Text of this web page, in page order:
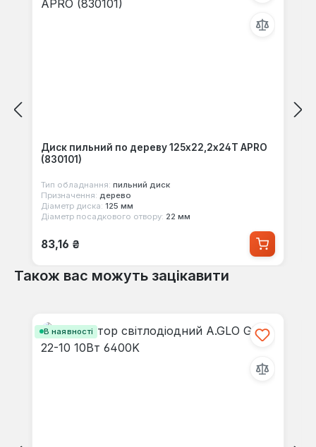
Диск пильний по дереву 125х22,2х24Т APRO
(830101)
Тип обладнання: пильний диск
Призначення: дерево
Діаметр диска: 125 мм
Діаметр посадкового отвору: 22 мм
Звичайна ціна:
83,16 ₴
Також вас можуть зацікавити
В наявності